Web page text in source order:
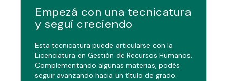
Empezá con una tecnicatura
y seguí creciendo
Esta tecnicatura puede articularse con la
Licenciatura en Gestión de Recursos Humanos.
Complementando algunas materias, podés
seguir avanzando hacia un título de grado.